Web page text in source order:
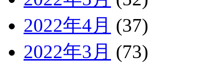
2022年4月 (37)
2022年3月 (73)